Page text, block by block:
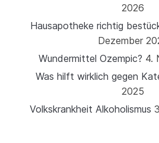
2026
Hausapotheke richtig
Dezember
Wundermittel Ozempic? 4.
Was hilft wirklich gegen
2025
Volkskrankheit Alkoholismus